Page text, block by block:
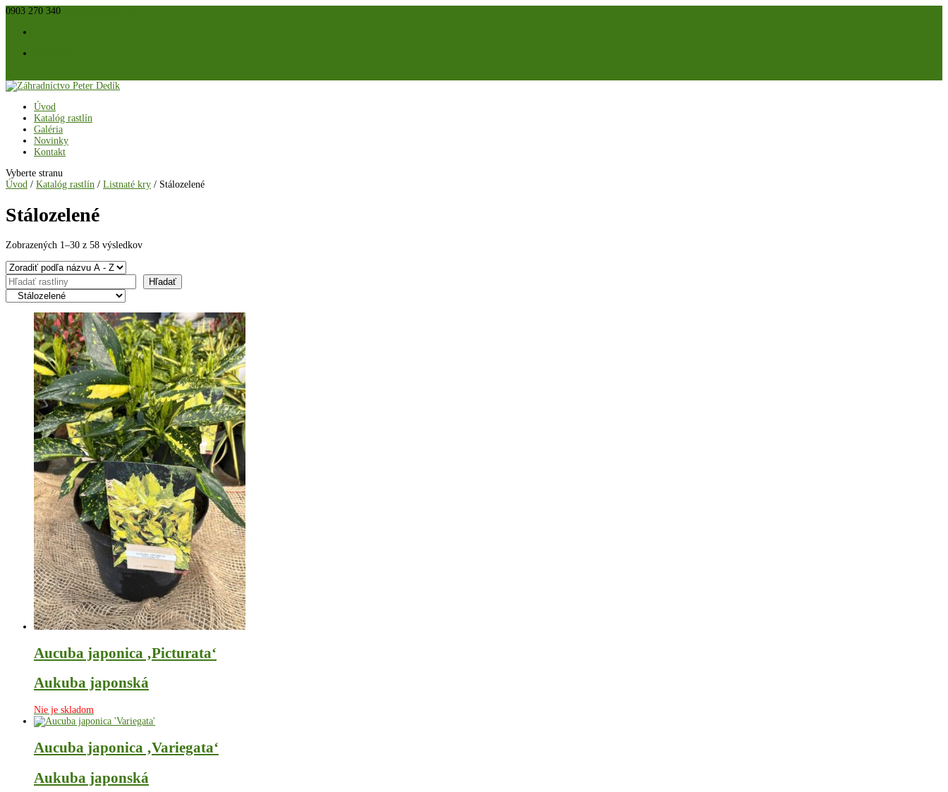
0903 270 340
Úvod
Katalóg rastlín
Galéria
Novinky
Kontakt
Vyberte stranu
Úvod / Katalóg rastlín / Listnaté kry / Stálozelené
Stálozelené
Zobrazených 1–30 z 58 výsledkov
Hľadať Hľadať
Aucuba japonica ‚Picturata‘
Aukuba japonská
Nie je skladom
Aucuba japonica ‚Variegata‘
Aukuba japonská